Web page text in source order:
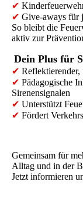
✔
✔ Give-aways für
So bleibt die
aktiv zur
Dein Plus für
✔
✔ Pädagogische
Sirenensignalen
✔ Unterstützt
✔ Fördert
Gemeinsam für
Alltag und in der
Jetzt informieren